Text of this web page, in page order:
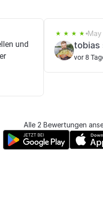
und
tobias
vor 8
Alle 2 Bewertungen